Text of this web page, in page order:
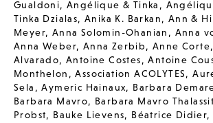
Gualdoni,Angélique & Tinka ,
Tinka Dzialas,Anika K. Barkan, Ann &
Meyer, Anna Solomin-Ohanian , Anna
Anna Weber, Anna Zerbib,Anne Corte,
Alvarado,Antoine Costes,Antoine
Monthelon ,Association ACOLYTES,
Sela ,Aymeric Hainaux, Barbara
Barbara Mavro, Barbara Mavro
Probst, Bauke Lievens, Béatrice Didier,